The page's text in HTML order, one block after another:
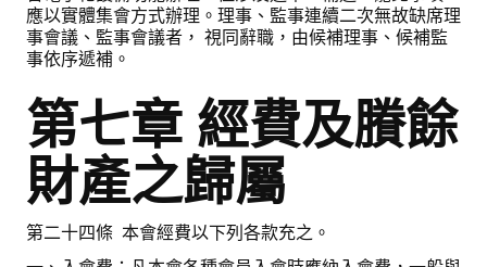
應以實體集會方式辦理。理事、監事連續二次無故缺席理
事會議、監事會議者， 視同辭職，由候補理事、候補監
事依序遞補。
第七章 經費及賸餘
財產之歸屬
第二十四條 本會經費以下列各款充之。